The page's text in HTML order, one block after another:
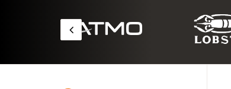
Narzędzia spalinowe